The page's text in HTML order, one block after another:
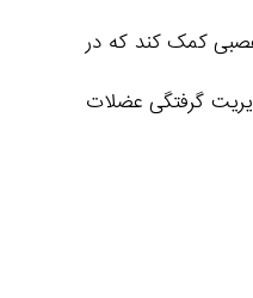
کمک کند که در
گرفتگی عضلات